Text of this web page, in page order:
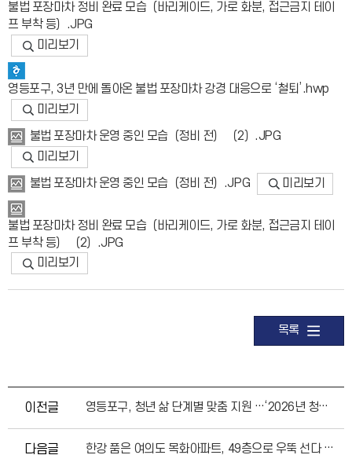
불법 포장마차 정비 완료 모습（바리케이드, 가로 화분, 접근금지 테이
프 부착 등）.JPG
미리보기
영등포구, 3년 만에 돌아온 불법 포장마차 강경 대응으로 ‘철퇴’.hwp
미리보기
불법 포장마차 운영 중인 모습（정비 전） （2）.JPG
미리보기
불법 포장마차 운영 중인 모습（정비 전）.JPG
미리보기
불법 포장마차 정비 완료 모습（바리케이드, 가로 화분, 접근금지 테이
프 부착 등） （2）.JPG
미리보기
목록
이전글 영등포구, 청년 삶 단계별 맞춤 지원 …‘2026년 청년 성장학교’ 참여자 모집
다음글 한강 품은 여의도 목화아파트, 49층으로 우뚝 선다 … 영등포구, 정비계획 결정 고시